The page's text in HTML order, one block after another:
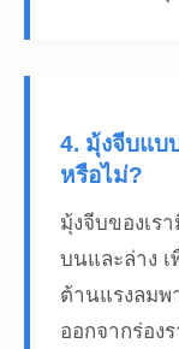
4. มุ้งจีบแบ
หรือไม่?
มุ้งจีบของเร
บนและล่าง เ
ต้านแรงลมพ
ออกจากร่อง